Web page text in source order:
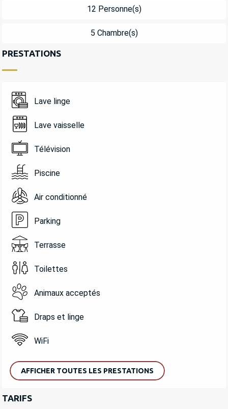
12 Personne(s)
5 Chambre(s)
PRESTATIONS
Lave linge
Lave vaisselle
Télévision
Piscine
Air conditionné
Parking
Terrasse
Toilettes
Animaux acceptés
Draps et linge
WiFi
AFFICHER TOUTES LES PRESTATIONS
TARIFS